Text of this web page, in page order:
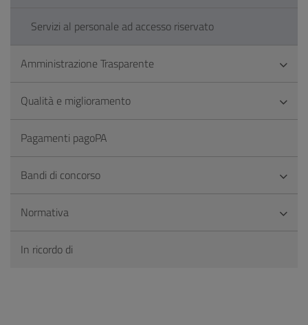
Servizi al personale ad accesso riservato
Amministrazione Trasparente
Qualità e miglioramento
Pagamenti pagoPA
Bandi di concorso
Normativa
In ricordo di